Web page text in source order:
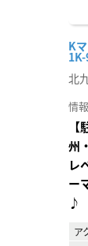
K
北
情
州
レ
ー
♪
ア